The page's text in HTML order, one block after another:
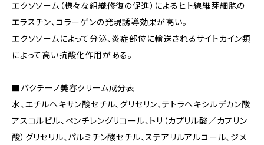
エクソソーム（様々な組織修復の促進）によるヒト線維芽細胞の
エラスチン、コラーゲンの発現誘導効果が高い。
エクソソームによって分泌、炎症部位に輸送されるサイトカイン類
によって高い抗酸化作用がある。
■バクチーノ美容クリーム成分表
水、エチルヘキサン酸セチル、グリセリン、テトラヘキシルデカン酸
アスコルビル、ペンチレングリコール、トリ（カプリル酸／カプリン
酸）グリセリル、パルミチン酸セチル、ステアリルアルコール、ジメ